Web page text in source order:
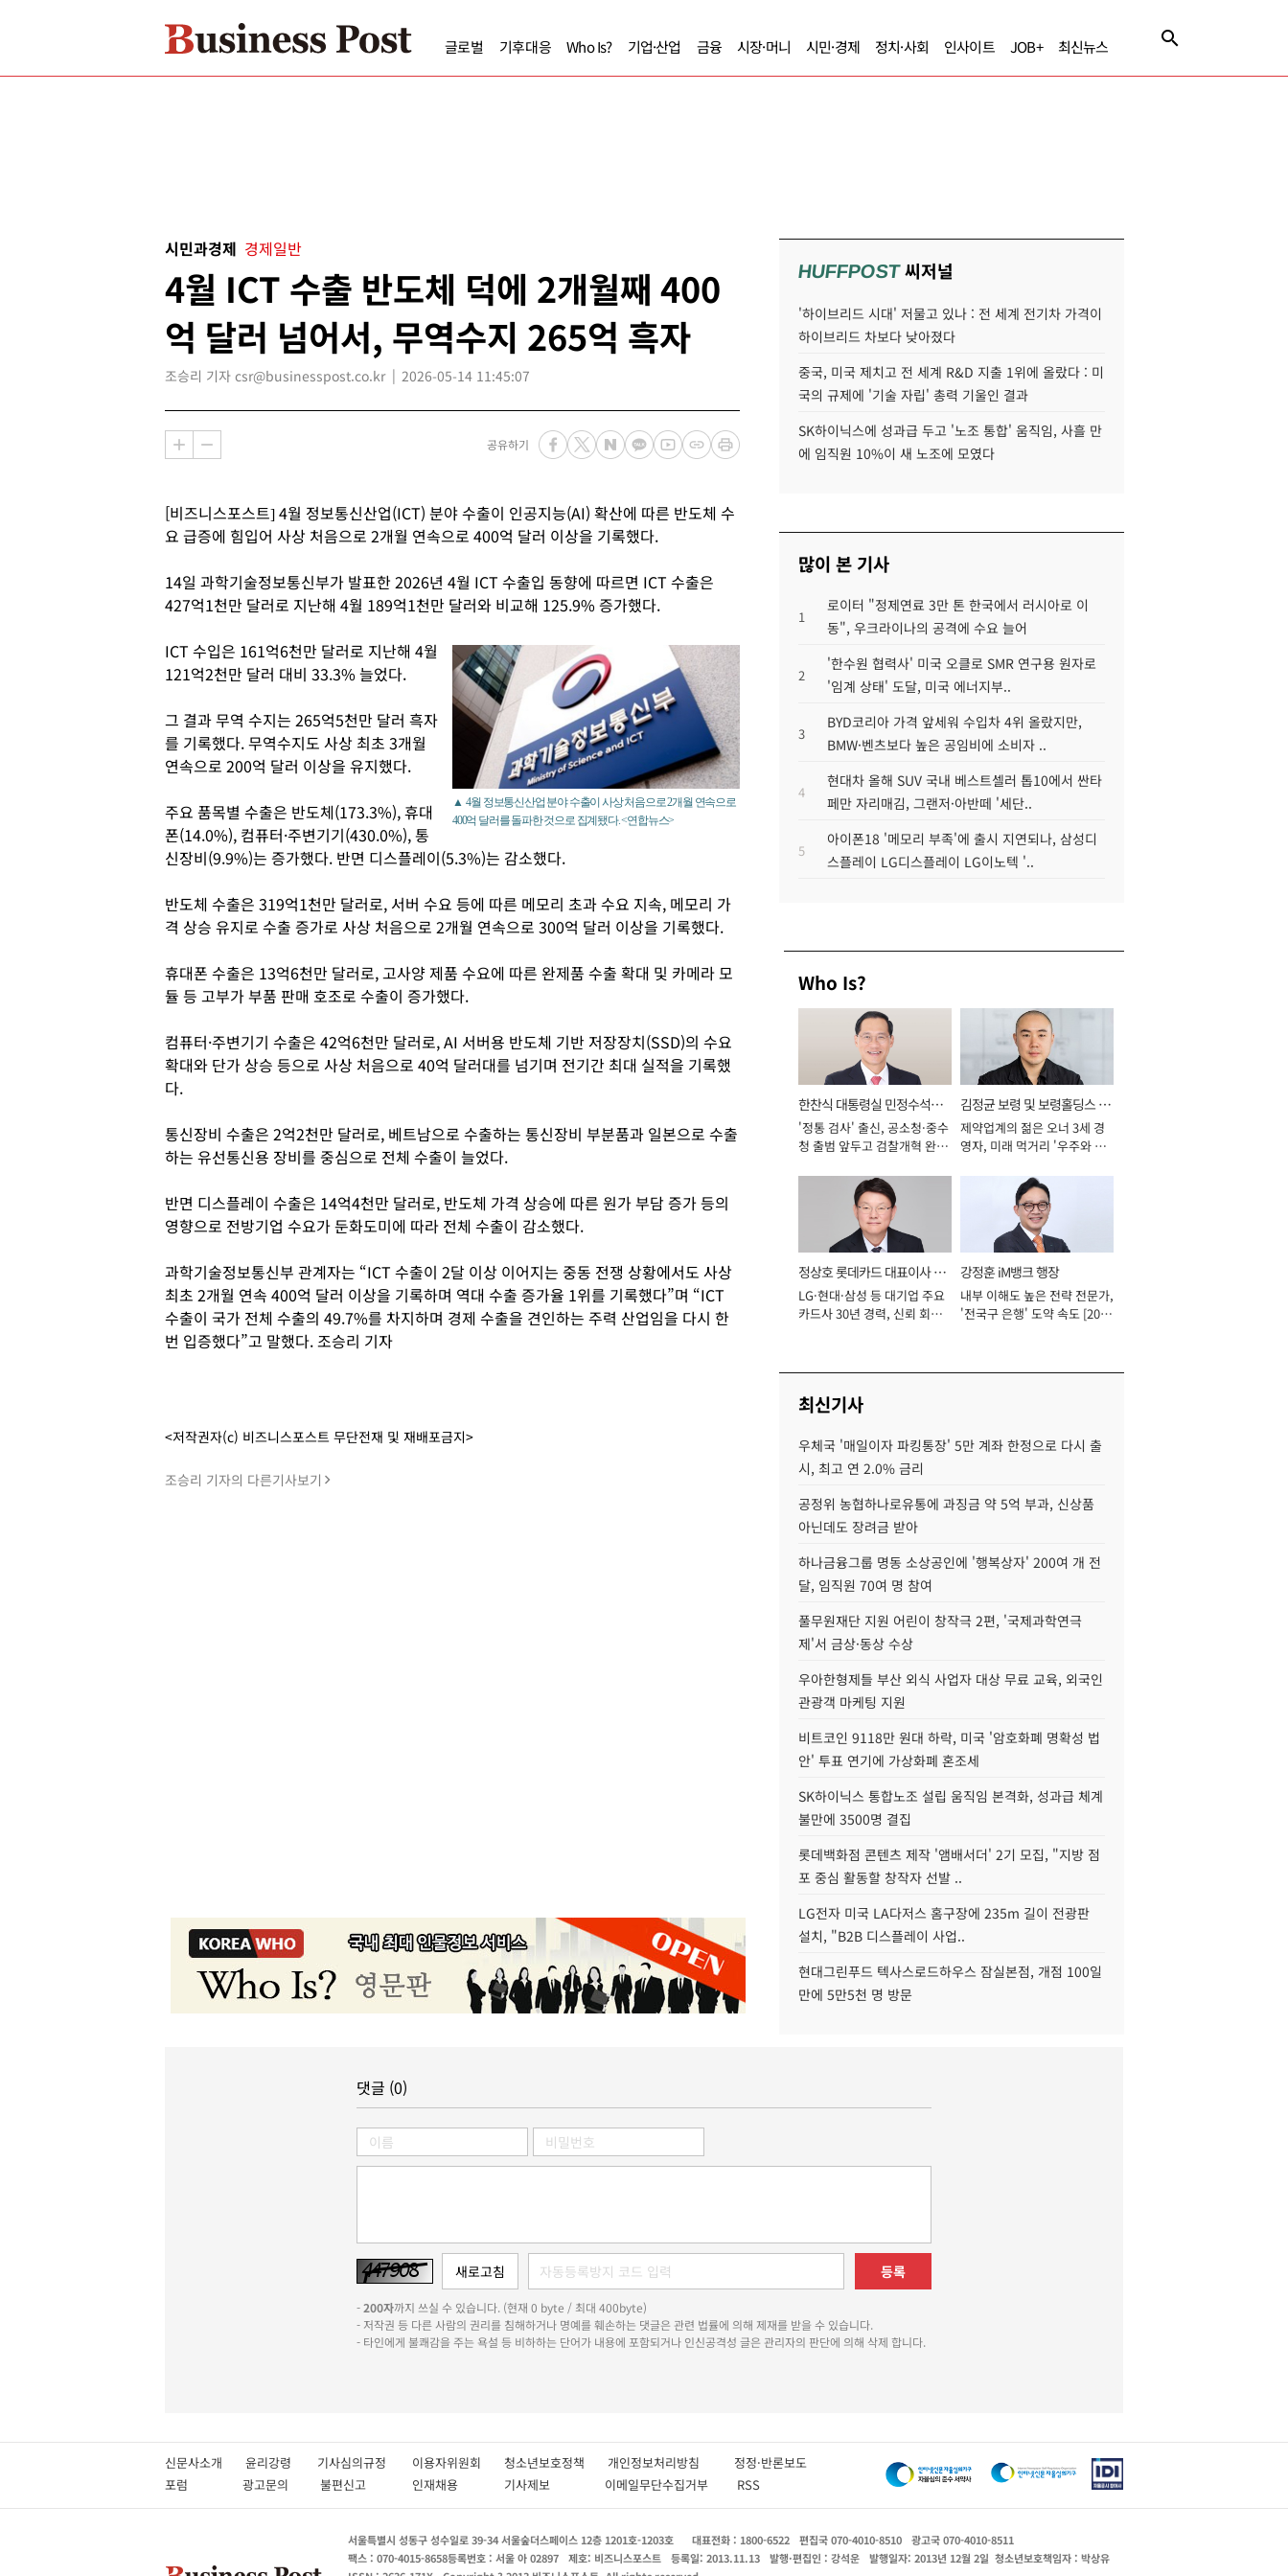
글로벌 기후대응 Who Is? 기업·산업 금융 시장·머니 시민·경제 정치·사회 인사이트 JOB+ 최신뉴스
시민과경제 경제일반
4월 ICT 수출 반도체 덕에 2개월째 400
억 달러 넘어서, 무역수지 265억 흑자
조승리 기자 csr@businesspost.co.kr 2026-05-14 11:45:07
공유하기
[비즈니스포스트] 4월 정보통신산업(ICT) 분야 수출이 인공지능(AI) 확산에 따른 반도체 수
요 급증에 힘입어 사상 처음으로 2개월 연속으로 400억 달러 이상을 기록했다.
14일 과학기술정보통신부가 발표한 2026년 4월 ICT 수출입 동향에 따르면 ICT 수출은
427억1천만 달러로 지난해 4월 189억1천만 달러와 비교해 125.9% 증가했다.
▲ 4월 정보통신산업 분야 수출이 사상 처음으로 2개월 연속으로
400억 달러를 돌파한 것으로 집계됐다. <연합뉴스>
ICT 수입은 161억6천만 달러로 지난해 4월
121억2천만 달러 대비 33.3% 늘었다.
그 결과 무역 수지는 265억5천만 달러 흑자
를 기록했다. 무역수지도 사상 최초 3개월
연속으로 200억 달러 이상을 유지했다.
주요 품목별 수출은 반도체(173.3%), 휴대
폰(14.0%), 컴퓨터·주변기기(430.0%), 통
신장비(9.9%)는 증가했다. 반면 디스플레이(5.3%)는 감소했다.
반도체 수출은 319억1천만 달러로, 서버 수요 등에 따른 메모리 초과 수요 지속, 메모리 가
격 상승 유지로 수출 증가로 사상 처음으로 2개월 연속으로 300억 달러 이상을 기록했다.
휴대폰 수출은 13억6천만 달러로, 고사양 제품 수요에 따른 완제품 수출 확대 및 카메라 모
듈 등 고부가 부품 판매 호조로 수출이 증가했다.
컴퓨터·주변기기 수출은 42억6천만 달러로, AI 서버용 반도체 기반 저장장치(SSD)의 수요
확대와 단가 상승 등으로 사상 처음으로 40억 달러대를 넘기며 전기간 최대 실적을 기록했
다.
통신장비 수출은 2억2천만 달러로, 베트남으로 수출하는 통신장비 부분품과 일본으로 수출
하는 유선통신용 장비를 중심으로 전체 수출이 늘었다.
반면 디스플레이 수출은 14억4천만 달러로, 반도체 가격 상승에 따른 원가 부담 증가 등의
영향으로 전방기업 수요가 둔화도미에 따라 전체 수출이 감소했다.
과학기술정보통신부 관계자는 “ICT 수출이 2달 이상 이어지는 중동 전쟁 상황에서도 사상
최초 2개월 연속 400억 달러 이상을 기록하며 역대 수출 증가율 1위를 기록했다”며 “ICT
수출이 국가 전체 수출의 49.7%를 차지하며 경제 수출을 견인하는 주력 산업임을 다시 한
번 입증했다”고 말했다. 조승리 기자
<저작권자(c) 비즈니스포스트 무단전재 및 재배포금지>
조승리 기자의 다른기사보기
HUFFPOST씨저널
'하이브리드 시대' 저물고 있나 : 전 세계 전기차 가격이
하이브리드 차보다 낮아졌다
중국, 미국 제치고 전 세계 R&D 지출 1위에 올랐다 : 미
국의 규제에 '기술 자립' 총력 기울인 결과
SK하이닉스에 성과급 두고 '노조 통합' 움직임, 사흘 만
에 임직원 10%이 새 노조에 모였다
많이 본 기사
1
로이터 "정제연료 3만 톤 한국에서 러시아로 이
동", 우크라이나의 공격에 수요 늘어
2
'한수원 협력사' 미국 오클로 SMR 연구용 원자로
'임계 상태' 도달, 미국 에너지부..
3
BYD코리아 가격 앞세워 수입차 4위 올랐지만,
BMW·벤츠보다 높은 공임비에 소비자 ..
4
현대차 올해 SUV 국내 베스트셀러 톱10에서 싼타
페만 자리매김, 그랜저·아반떼 '세단..
5
아이폰18 '메모리 부족'에 출시 지연되나, 삼성디
스플레이 LG디스플레이 LG이노텍 '..
Who Is?
한찬식 대통령실 민정수석비
서관
'정통 검사' 출신, 공소청·중수
청 출범 앞두고 검찰개혁 완수
김정균 보령 및 보령홀딩스 대
표이사 사장
제약업계의 젊은 오너 3세 경
영자, 미래 먹거리 '우주와 헬
정상호 롯데카드 대표이사 사
장
LG·현대·삼성 등 대기업 주요
카드사 30년 경력, 신뢰 회복
강정훈 iM뱅크 행장
내부 이해도 높은 전략 전문가,
'전국구 은행' 도약 속도 [2026
최신기사
우체국 '매일이자 파킹통장' 5만 계좌 한정으로 다시 출
시, 최고 연 2.0% 금리
공정위 농협하나로유통에 과징금 약 5억 부과, 신상품
아닌데도 장려금 받아
하나금융그룹 명동 소상공인에 '행복상자' 200여 개 전
달, 임직원 70여 명 참여
풀무원재단 지원 어린이 창작극 2편, '국제과학연극
제'서 금상·동상 수상
우아한형제들 부산 외식 사업자 대상 무료 교육, 외국인
관광객 마케팅 지원
비트코인 9118만 원대 하락, 미국 '암호화폐 명확성 법
안' 투표 연기에 가상화폐 혼조세
SK하이닉스 통합노조 설립 움직임 본격화, 성과급 체계
불만에 3500명 결집
롯데백화점 콘텐츠 제작 '앰배서더' 2기 모집, "지방 점
포 중심 활동할 창작자 선발 ..
LG전자 미국 LA다저스 홈구장에 235m 길이 전광판
설치, "B2B 디스플레이 사업..
현대그린푸드 텍사스로드하우스 잠실본점, 개점 100일
만에 5만5천 명 방문
댓글 (0)
등록
-200자까지 쓰실 수 있습니다. (현재 0 byte / 최대 400byte)
- 저작권 등 다른 사람의 권리를 침해하거나 명예를 훼손하는 댓글은 관련 법률에 의해 제재를 받을 수 있습니다.
- 타인에게 불쾌감을 주는 욕설 등 비하하는 단어가 내용에 포함되거나 인신공격성 글은 관리자의 판단에 의해 삭제 합니다.
신문사소개 윤리강령 기사심의규정 이용자위원회 청소년보호정책 개인정보처리방침 정정·반론보도
포럼
광고문의 불편신고 인재채용 기사제보 이메일무단수집거부 RSS
서울특별시 성동구 성수일로 39-34 서울숲더스페이스 12층 1201호-1203호 대표전화 : 1800-6522 편집국 070-4010-8510
광고국 070-4010-8511
팩스 : 070-4015-8658등록번호 : 서울 아 02897 제호: 비즈니스포스트 등록일: 2013.11.13 발행·편집인 : 강석운 발행일자: 2013년 12월 2일 청소년보호책임자 : 박상유